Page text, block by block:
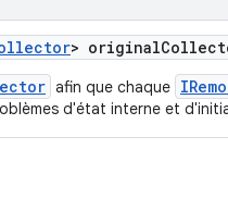
> original
afin que chaque
d'état interne et